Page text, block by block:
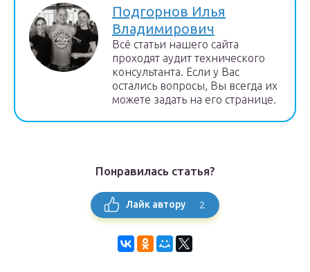
Подгорнов Илья
Владимирович
Всё статьи нашего сайта
проходят аудит технического
консультанта. Если у Вас
остались вопросы, Вы всегда их
можете задать на его странице.
Понравилась статья?
Лайк автору 2